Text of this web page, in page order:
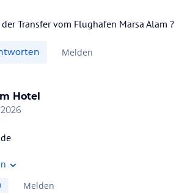
Transfer vom Flughafen Marsa Alam ?
Melden
Hotel
Melden